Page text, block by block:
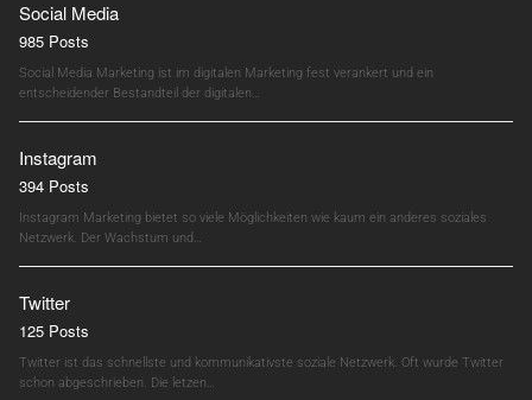
Social Media
985 Posts
Social Media Marketing ist im digitalen Marketing fest verankert und ein
entscheidender Bestandteil der digitalen…
Instagram
394 Posts
Instagram Marketing bietet so viele Möglichkeiten wie kaum ein anderes soziales
Netzwerk. Der Wachstum und…
Twitter
125 Posts
Twitter ist das schnellste und kommunikativste soziale Netzwerk. Oft wurde Twitter
schon abgeschrieben. Die letzen…